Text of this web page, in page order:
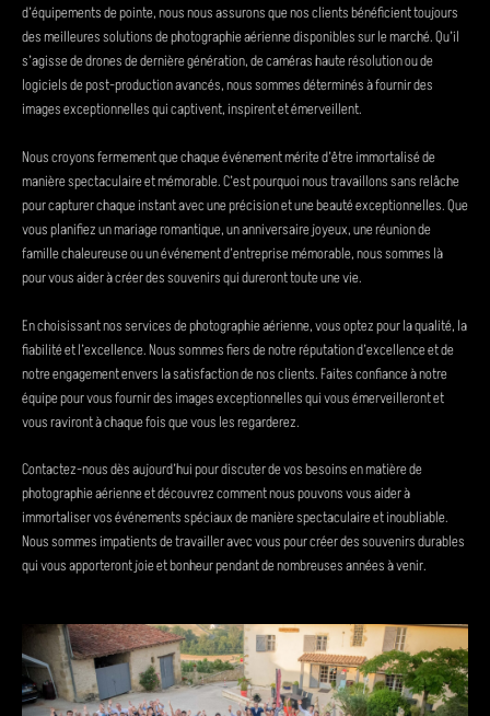
d’équipements de pointe, nous nous assurons que nos clients bénéficient toujours
des meilleures solutions de photographie aérienne disponibles sur le marché. Qu’il
s’agisse de drones de dernière génération, de caméras haute résolution ou de
logiciels de post-production avancés, nous sommes déterminés à fournir des
images exceptionnelles qui captivent, inspirent et émerveillent.
Nous croyons fermement que chaque événement mérite d’être immortalisé de
manière spectaculaire et mémorable. C’est pourquoi nous travaillons sans relâche
pour capturer chaque instant avec une précision et une beauté exceptionnelles. Que
vous planifiez un mariage romantique, un anniversaire joyeux, une réunion de
famille chaleureuse ou un événement d’entreprise mémorable, nous sommes là
pour vous aider à créer des souvenirs qui dureront toute une vie.
En choisissant nos services de photographie aérienne, vous optez pour la qualité, la
fiabilité et l’excellence. Nous sommes fiers de notre réputation d’excellence et de
notre engagement envers la satisfaction de nos clients. Faites confiance à notre
équipe pour vous fournir des images exceptionnelles qui vous émerveilleront et
vous raviront à chaque fois que vous les regarderez.
Contactez-nous dès aujourd’hui pour discuter de vos besoins en matière de
photographie aérienne et découvrez comment nous pouvons vous aider à
immortaliser vos événements spéciaux de manière spectaculaire et inoubliable.
Nous sommes impatients de travailler avec vous pour créer des souvenirs durables
qui vous apporteront joie et bonheur pendant de nombreuses années à venir.